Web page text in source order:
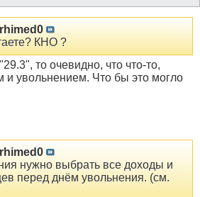
КНО ?
то очевидно, что что-то,
и увольнением. Что бы это могло
нужно выбрать все доходы и
перед днём увольнения. (см.